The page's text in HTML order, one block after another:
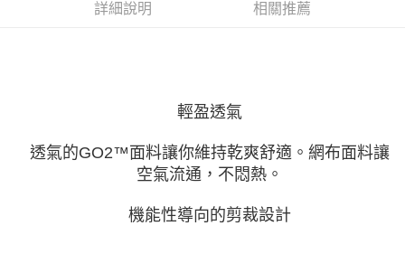
詳細說明 相關推薦
輕盈透氣
透氣的GO2™面料讓你維持乾爽舒適。網布面料讓
空氣流通，不悶熱。
機能性導向的剪裁設計